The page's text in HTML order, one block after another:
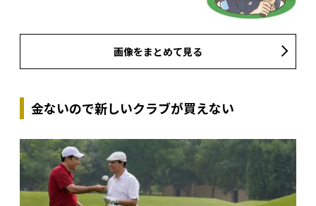
画像をまとめて見る
金ないので新しいクラブが買えない